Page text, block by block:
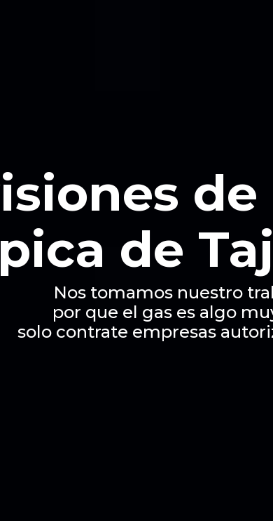
de
Nos tomamos nuestro
por que el gas es algo
solo contrate empresas